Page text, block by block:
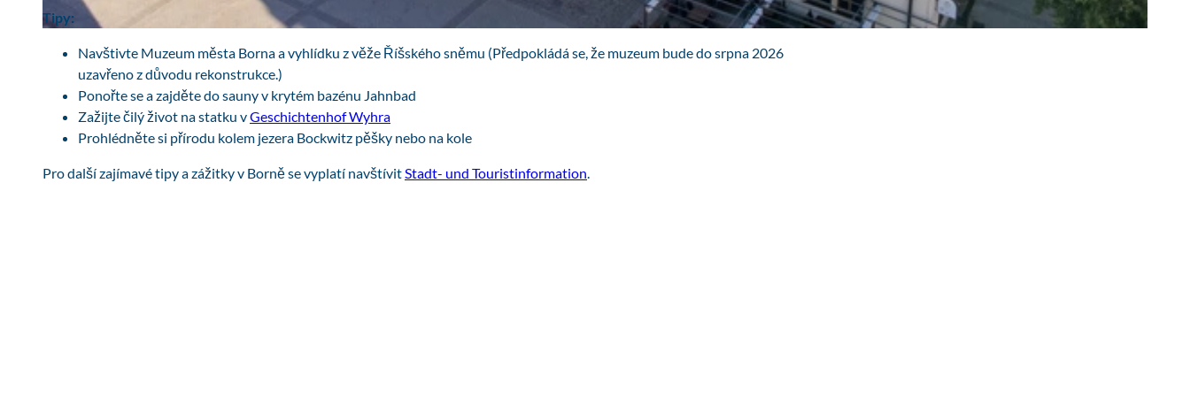
Tipy:
Navštivte Muzeum města Borna a vyhlídku z věže Říšského sněmu (Předpokládá se, že muzeum bude do srpna 2026
uzavřeno z důvodu rekonstrukce.)
Ponořte se a zajděte do sauny v krytém bazénu Jahnbad
Zažijte čilý život na statku vGeschichtenhof Wyhra
Prohlédněte si přírodu kolem jezera Bockwitz pěšky nebo na kole
Pro další zajímavé tipy a zážitky v Borně se vyplatí navštívitStadt- und Touristinformation.